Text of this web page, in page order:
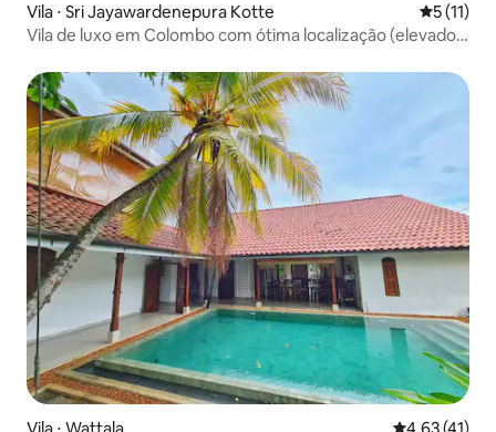
Vila ⋅ Sri Jayawardenepura Kotte 5 de uma
5 (11)
Vila de luxo em Colombo com ótima localização (elevador